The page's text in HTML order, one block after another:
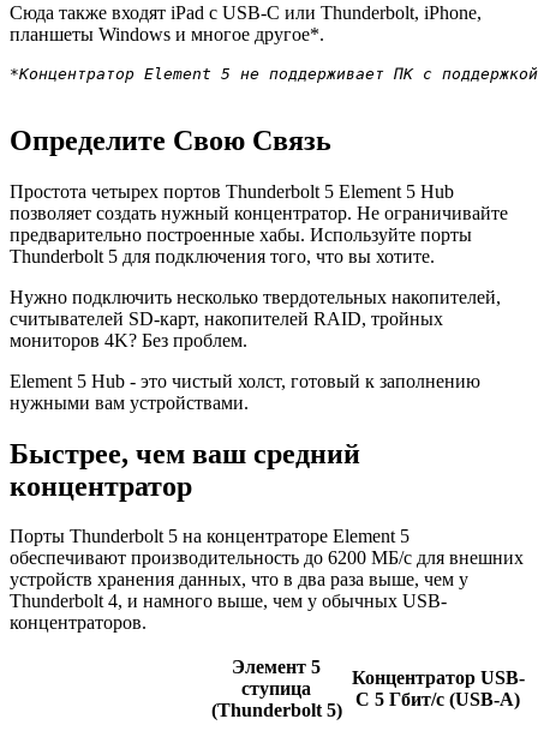
Сюда также входят iPad с USB-C или Thunderbolt, iPhone,
планшеты Windows и многое другое*.
*Концентратор Element 5 не поддерживает ПК с
Определите Свою Связь
Простота четырех портов Thunderbolt 5 Element 5 Hub
позволяет создать нужный концентратор. Не ограничивайте
предварительно построенные хабы. Используйте порты
Thunderbolt 5 для подключения того, что вы хотите.
Нужно подключить несколько твердотельных накопителей,
считывателей SD-карт, накопителей RAID, тройных
мониторов 4K? Без проблем.
Element 5 Hub - это чистый холст, готовый к заполнению
нужными вам устройствами.
Быстрее, чем ваш средний
концентратор
Порты Thunderbolt 5 на концентраторе Element 5
обеспечивают производительность до 6200 МБ/с для внешних
устройств хранения данных, что в два раза выше, чем у
Thunderbolt 4, и намного выше, чем у обычных USB-
концентраторов.
Элемент 5
ступица
(Thunderbolt 5)
Концентратор USB-
C 5 Гбит/с (USB-A)